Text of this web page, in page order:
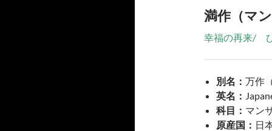
満作（マ
幸福の再来/
別名： 万作
英名：
科目： マン
原産国： 日